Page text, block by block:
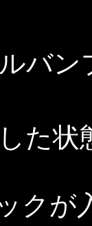
バン
た状
クが